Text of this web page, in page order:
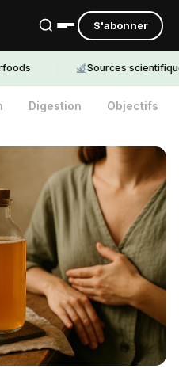
S'abonner
Sources scientifiques
Digestion Objectifs